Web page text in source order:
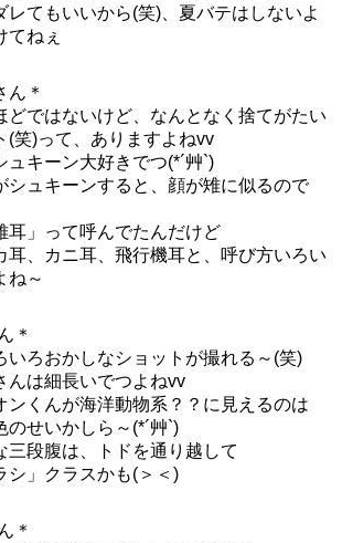
レてもいいから(笑)、夏バテはしないよ
てねぇ
ん＊
どではないけど、なんとなく捨てがたい
(笑)って、ありますよねvv
ュキーン大好きでつ(*´艸`)
シュキーンすると、顔が雉に似るので
耳」って呼んでたんだけど
耳、カニ耳、飛行機耳と、呼び方いろい
ね～
＊
いろおかしなショットが撮れる～(笑)
んは細長いでつよねvv
ンくんが海洋動物系？？に見えるのは
のせいかしら～(*´艸`)
三段腹は、トドを通り越して
シ」クラスかも(＞＜)
＊